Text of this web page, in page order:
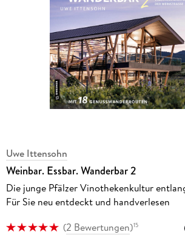
Uwe Ittensohn
Weinbar. Essbar. Wanderbar 2
Die junge Pfälzer Vinothekenkultur
Für Sie neu entdeckt und handverlesen
(2 Bewertungen)15